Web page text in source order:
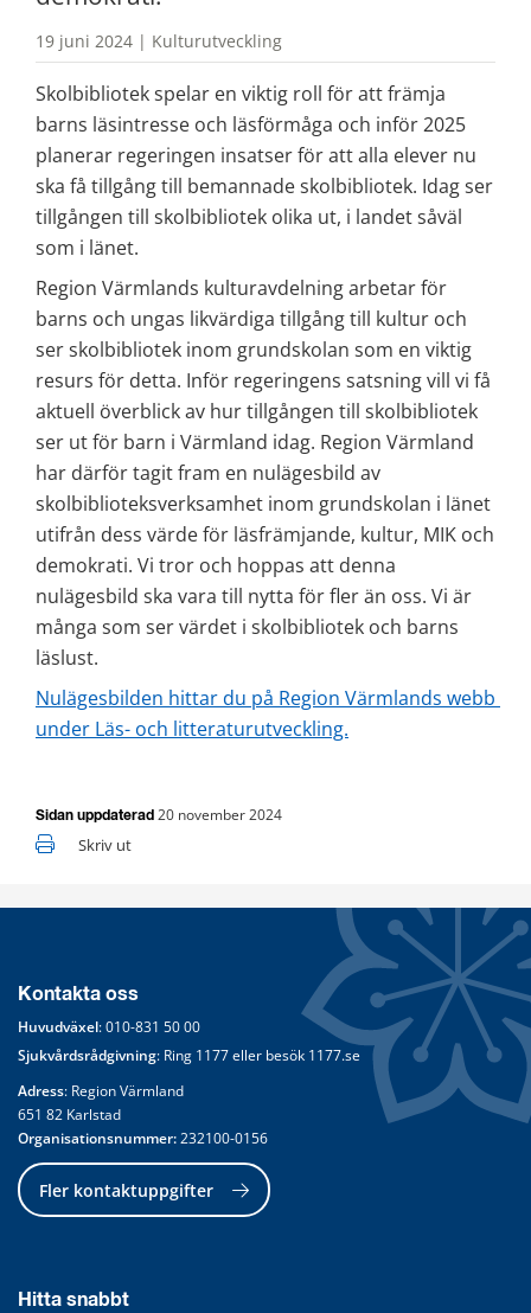
19 juni 2024 | Kulturutveckling
Skolbibliotek spelar en viktig roll för att främja
barns läsintresse och läsförmåga och inför 2025
planerar regeringen insatser för att alla elever nu
ska få tillgång till bemannade skolbibliotek. Idag ser
tillgången till skolbibliotek olika ut, i landet såväl
som i länet.
Region Värmlands kulturavdelning arbetar för
barns och ungas likvärdiga tillgång till kultur och
ser skolbibliotek inom grundskolan som en viktig
resurs för detta. Inför regeringens satsning vill vi få
aktuell överblick av hur tillgången till skolbibliotek
ser ut för barn i Värmland idag. Region Värmland
har därför tagit fram en nulägesbild av
skolbiblioteksverksamhet inom grundskolan i länet
utifrån dess värde för läsfrämjande, kultur, MIK och
demokrati. Vi tror och hoppas att denna
nulägesbild ska vara till nytta för fler än oss. Vi är
många som ser värdet i skolbibliotek och barns
läslust.
Nulägesbilden hittar du på Region Värmlands webb
under Läs- och litteraturutveckling.
Sidan uppdaterad 20 november 2024
Skriv ut
Kontakta oss
Huvudväxel: 010-831 50 00
Sjukvårdsrådgivning: Ring 1177 eller besök 1177.se
Adress: Region Värmland
651 82 Karlstad
Organisationsnummer: 232100-0156
Fler kontaktuppgifter
Hitta snabbt